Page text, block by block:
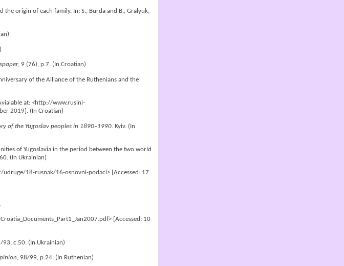
the origin of each family. In: S., Burda and B., Gralyuk,
, 9 (76), p.7. (In Croatian)
of the Alliance of the Ruthenians and the
at: <http://www.rusini-
2019]. (In Croatian)
of the Yugoslav peoples in 1890–1990 . Kyiv. (In
of Yugoslavia in the period between the two world
(In Ukrainian)
18-rusnak/16-osnovni-podaci> [Accessed: 17
Croatia_Documents_Part1_Jan2007.pdf> [Accessed: 10
93, с.50. (In Ukrainian)
, 98/99, p.24. (In Ruthenian)